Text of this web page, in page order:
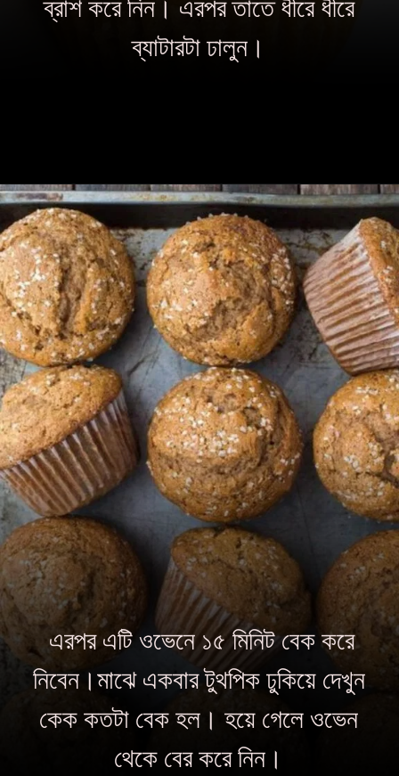
ব্রাশ করে নিন। এরপর তাতে ধীরে ধীরে
ব্যাটারটা ঢালুন।
এরপর এটি ওভেনে ১৫ মিনিট বেক করে
নিবেন।মাঝে একবার টুথপিক ঢুকিয়ে দেখুন
কেক কতটা বেক হল। হয়ে গেলে ওভেন
থেকে বের করে নিন।